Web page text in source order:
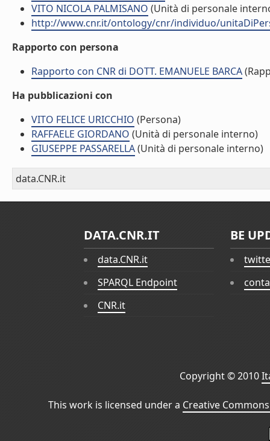
VITO NICOLA PALMISANO (Unità di personale
http://www.cnr.it/ontology/cnr/individuo/
Rapporto con persona
Rapporto con CNR di DOTT. EMANUELE BARCA
Ha pubblicazioni con
VITO FELICE URICCHIO (Persona)
RAFFAELE GIORDANO (Unità di personale interno)
GIUSEPPE PASSARELLA(Unità di personale interno)
data.CNR.it
DATA.CNR.IT
data.CNR.it
SPARQL Endpoint
CNR.it
BE
Copyright © 2010
This work is licensed under a Creative